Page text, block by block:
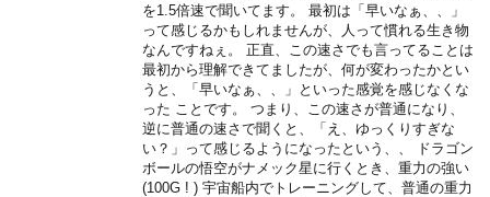
を1.5倍速で聞いてます。 最初は「早いなぁ、、」
って感じるかもしれませんが、人って慣れる生き物
なんですねぇ。 正直、この速さでも言ってることは
最初から理解できてましたが、何が変わったかとい
うと、「早いなぁ、、」といった感覚を感じなくな
った ことです。 つまり、この速さが普通になり、
逆に普通の速さで聞くと、「え、ゆっくりすぎな
い？」って感じるようになったという、、 ドラゴン
ボールの悟空がナメック星に行くとき、重力の強い
(100G ! ) 宇宙船内でトレーニングして、普通の重力